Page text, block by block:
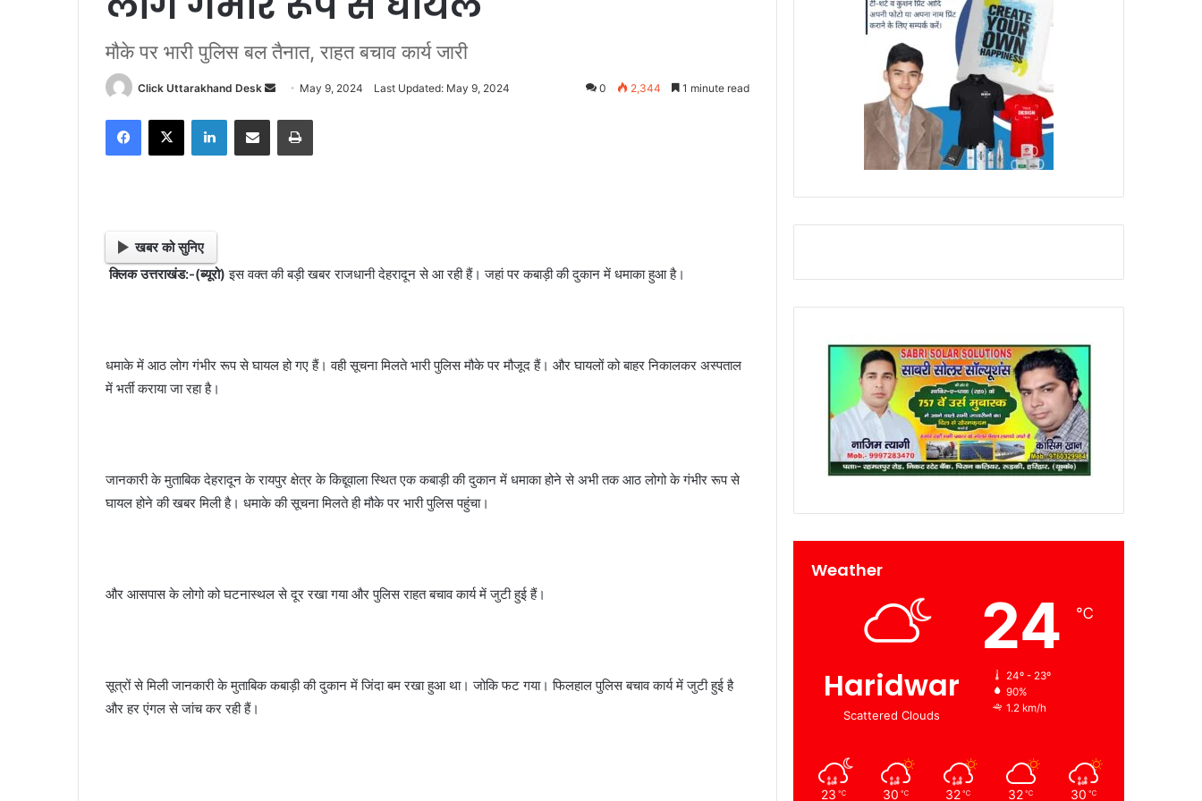
मौके पर भारी पुलिस बल तैनात, राहत बचाव कार्य जारी
Click Uttarakhand Desk
d
i
May 9, 2024 Last Updated: May 9, 2024 0 2,344 1 minute read
खबर को सुनिए
क्लिक उत्तराखंड:-(ब्यूरो)इस वक्त की बड़ी खबर राजधानी देहरादून से आ रही हैं। जहां पर कबाड़ी की दुकान में धमाका हुआ है।
धमाके में आठ लोग गंभीर रूप से घायल हो गए हैं। वही सूचना मिलते भारी पुलिस मौके पर मौजूद हैं। और घायलों को बाहर निकालकर अस्पताल
में भर्ती कराया जा रहा है।
जानकारी के मुताबिक देहरादून के रायपुर क्षेत्र के किद्दूवाला स्थित एक कबाड़ी की दुकान में धमाका होने से अभी तक आठ लोगो के गंभीर रूप से
घायल होने की खबर मिली है। धमाके की सूचना मिलते ही मौके पर भारी पुलिस पहुंचा।
और आसपास के लोगो को घटनास्थल से दूर रखा गया और पुलिस राहत बचाव कार्य में जुटी हुई हैं।
सूत्रों से मिली जानकारी के मुताबिक कबाड़ी की दुकान में जिंदा बम रखा हुआ था। जोकि फट गया। फिलहाल पुलिस बचाव कार्य में जुटी हुई है
और हर एंगल से जांच कर रही हैं।
Weather
Haridwar
Scattered Clouds
24 ℃
24º - 23º
90%
1.2 km/h
23 ℃ 30 ℃ 32 ℃ 32 ℃ 30 ℃